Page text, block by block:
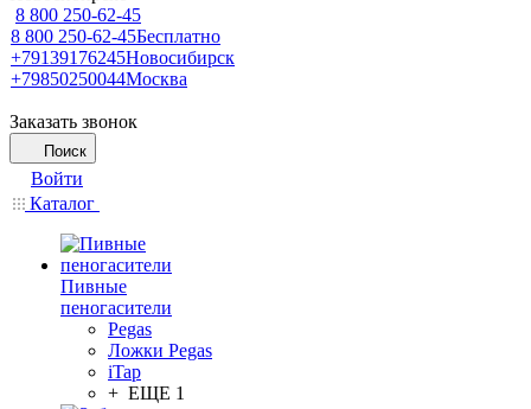
8 800 250-62-45
8 800 250-62-45Бесплатно
+79139176245Новосибирск
+79850250044Москва
Заказать звонок
Поиск
Войти
Каталог
Пивные
пеногасители
Pegas
Ложки Pegas
iTap
+ ЕЩЕ 1